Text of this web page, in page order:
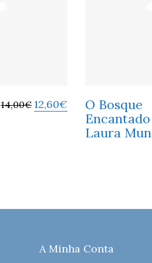
14,00€ 12,60€
O Bosque
Laura
A Minha Conta